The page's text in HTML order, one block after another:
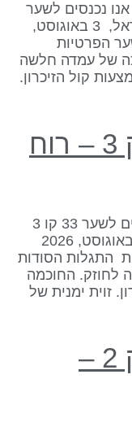
כבוד אנו נכנסים לשער
33 קו 4 בסביבות 23:25 לפי שעון ישראל, 3 באוגוסט,
שער הפרטיות
של עמדה חלשה
קול הזיכרון.
שער 33- נסיגה // קו 3- רוחאנו נכנסים לשער 33 קו 3
בסביבות 01:40 לפי שעון ישראל, 2 באוגוסט, 2026
התגלות הסודות
החוכמה
זוית ימנית של
שער 33 – נסיגה// ק 2 –